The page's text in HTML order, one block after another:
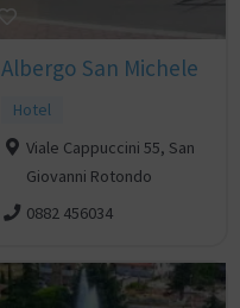
Albergo San Michele
Hotel
Viale Cappuccini 55, San
Giovanni Rotondo
0882 456034